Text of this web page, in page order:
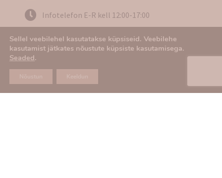
Infotelefon E-R kell 12:00-17:00
Ostu- ja tarneinfo
Sellel veebilehel kasutatakse küpsiseid. Veebilehe
kasutamist jätkates nõustute küpsiste kasutamisega.
Seaded.